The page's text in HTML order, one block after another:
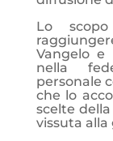
Lo
Vangelo e
nella
personale
che lo
scelte
vissuta alla